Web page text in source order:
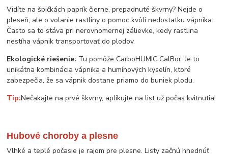
Vidíte na špičkách paprík čierne, prepadnuté škvrny? Nejde o
pleseň, ale o volanie rastliny o pomoc kvôli nedostatku vápnika.
Často sa to stáva pri nerovnomernej zálievke, kedy rastlina
nestíha vápnik transportovať do plodov.
Ekologické riešenie: Tu pomôže CarboHUMIC CalBor. Je to
unikátna kombinácia vápnika a humínových kyselín, ktoré
zabezpečia, že sa vápnik dostane priamo do buniek plodu.
Tip:Nečakajte na prvé škvrny, aplikujte na list už počas kvitnutia!
Hubové choroby a plesne
Vlhké a teplé počasie je rajom pre plesne. Listy začnú hnednúť